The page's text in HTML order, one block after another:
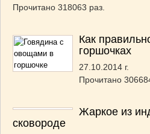
Прочитано 318063 раз.
Как
горшочках
27.10.2014 г.
Прочитано
Жаркое из
сковороде